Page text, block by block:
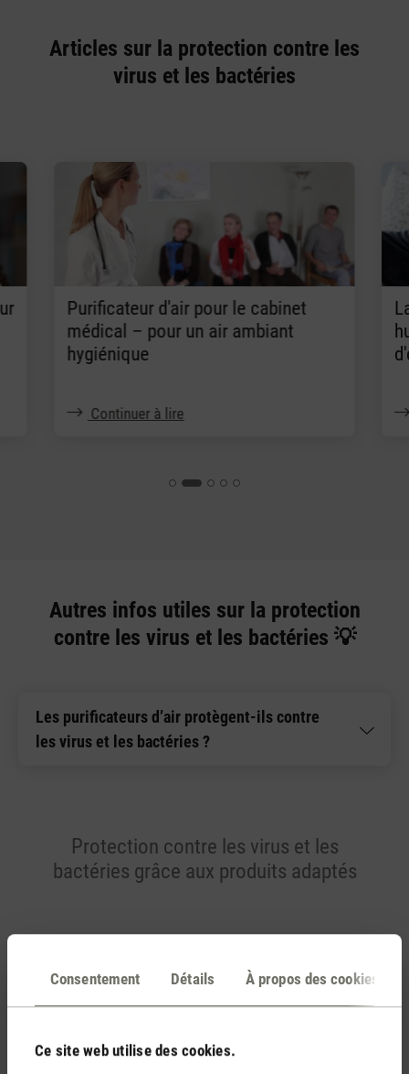
Consentement Détails À propos des cookies
Ce site web utilise des cookies.
Articles sur la protection contre les
virus et les bactéries
Purificateur d'air pour le cabinet
médical – pour un air ambiant
hygiénique
Continuer à lire
Autres infos utiles sur la protection
contre les virus et les bactéries 💡
Les purificateurs d’air protègent-ils contre
les virus et les bactéries ?
Protection contre les virus et les
bactéries grâce aux produits adaptés
WiFi